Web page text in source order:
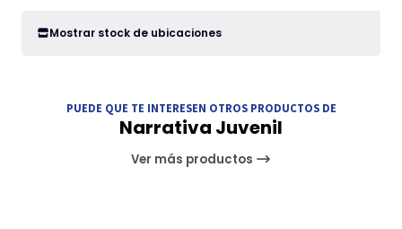
Mostrar stock de ubicaciones
PUEDE QUE TE INTERESEN OTROS PRODUCTOS DE
Narrativa Juvenil
Ver más productos